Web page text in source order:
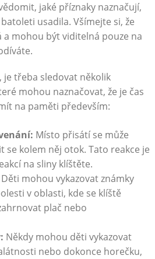
jaké příznaky naznačují,
usadila. Všímejte si, že
a mohou být viditelná pouze na
je třeba sledovat několik
mohou naznačovat, že je čas
na paměti především:
Místo přisátí se může
se kolem něj otok. Tato reakce je
na sliny klíštěte.
Děti mohou vykazovat známky
v oblasti, kde se klíště
plač nebo
Někdy mohou děti vykazovat
nebo dokonce horečku,